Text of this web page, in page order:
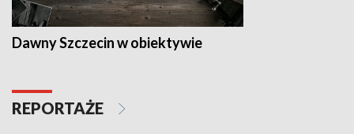
Dawny Szczecin w obiektywie
REPORTAŻE